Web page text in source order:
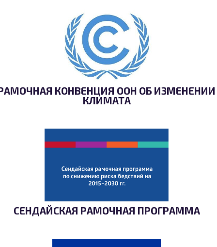
КОНВЕНЦИЯ ООН ОБ ИЗМЕНЕНИИ
КЛИМАТА
СЕНДАЙСКАЯ РАМОЧНАЯ ПРОГРАММА